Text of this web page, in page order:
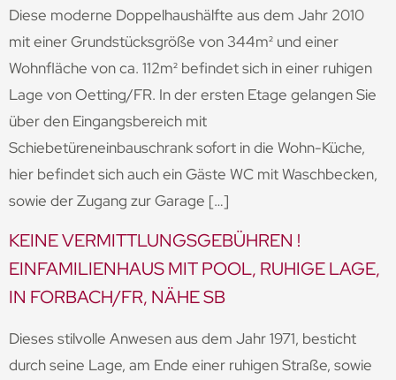
Diese moderne Doppelhaushälfte aus dem Jahr 2010
mit einer Grundstücksgröße von 344m² und einer
Wohnfläche von ca. 112m² befindet sich in einer ruhigen
Lage von Oetting/FR. In der ersten Etage gelangen Sie
über den Eingangsbereich mit
Schiebetüreneinbauschrank sofort in die Wohn-Küche,
hier befindet sich auch ein Gäste WC mit Waschbecken,
sowie der Zugang zur Garage […]
KEINE VERMITTLUNGSGEBÜHREN !
EINFAMILIENHAUS MIT POOL, RUHIGE LAGE,
IN FORBACH/FR, NÄHE SB
Dieses stilvolle Anwesen aus dem Jahr 1971, besticht
durch seine Lage, am Ende einer ruhigen Straße, sowie